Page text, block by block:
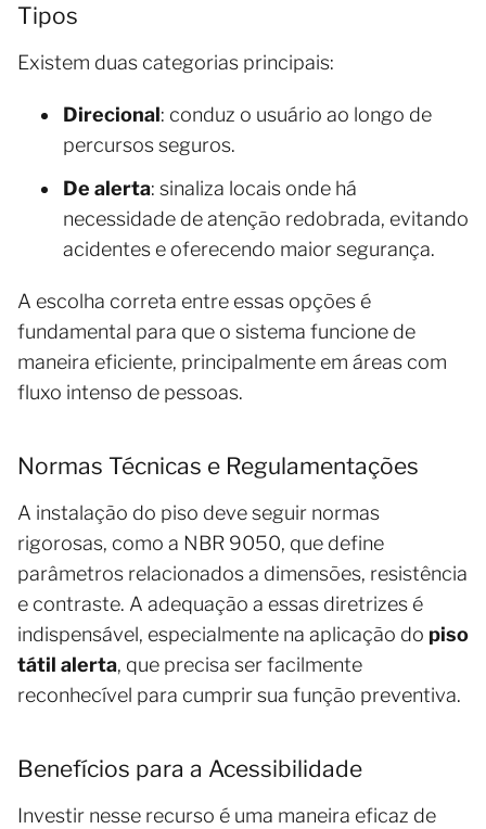
Tipos
Existem duas categorias principais:
Direcional: conduz o usuário ao longo de
percursos seguros.
De alerta: sinaliza locais onde há
necessidade de atenção redobrada, evitando
acidentes e oferecendo maior segurança.
A escolha correta entre essas opções é
fundamental para que o sistema funcione de
maneira eficiente, principalmente em áreas com
fluxo intenso de pessoas.
Normas Técnicas e Regulamentações
A instalação do piso deve seguir normas
rigorosas, como a NBR 9050, que define
parâmetros relacionados a dimensões, resistência
e contraste. A adequação a essas diretrizes é
indispensável, especialmente na aplicação do piso
tátil alerta, que precisa ser facilmente
reconhecível para cumprir sua função preventiva.
Benefícios para a Acessibilidade
Investir nesse recurso é uma maneira eficaz de